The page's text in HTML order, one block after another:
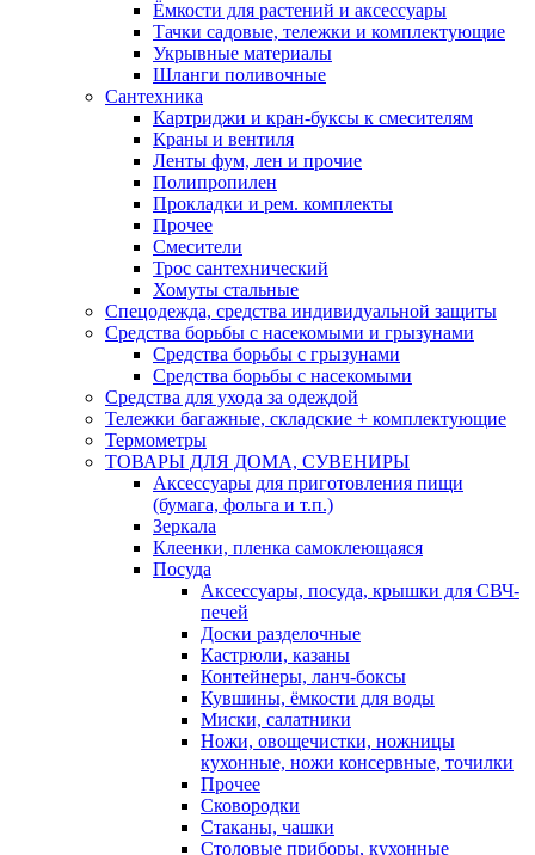
Ёмкости для растений и аксессуары
Тачки садовые, тележки и комплектующие
Укрывные материалы
Шланги поливочные
Сантехника
Картриджи и кран-буксы к смесителям
Краны и вентиля
Ленты фум, лен и прочие
Полипропилен
Прокладки и рем. комплекты
Прочее
Смесители
Трос сантехнический
Хомуты стальные
Спецодежда, средства индивидуальной защиты
Средства борьбы с насекомыми и грызунами
Средства борьбы с грызунами
Средства борьбы с насекомыми
Средства для ухода за одеждой
Тележки багажные, складские + комплектующие
Термометры
ТОВАРЫ ДЛЯ ДОМА, СУВЕНИРЫ
Аксессуары для приготовления пищи
(бумага, фольга и т.п.)
Зеркала
Клеенки, пленка самоклеющаяся
Посуда
Аксессуары, посуда, крышки для СВЧ-
печей
Доски разделочные
Кастрюли, казаны
Контейнеры, ланч-боксы
Кувшины, ёмкости для воды
Миски, салатники
Ножи, овощечистки, ножницы
кухонные, ножи консервные, точилки
Прочее
Сковородки
Стаканы, чашки
Столовые приборы, кухонные